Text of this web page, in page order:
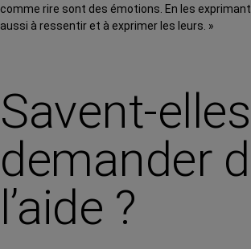
comme rire sont des émotions. En les
aussi à ressentir et à exprimer les leurs. »
Savent-elles
demander
l’aide ?